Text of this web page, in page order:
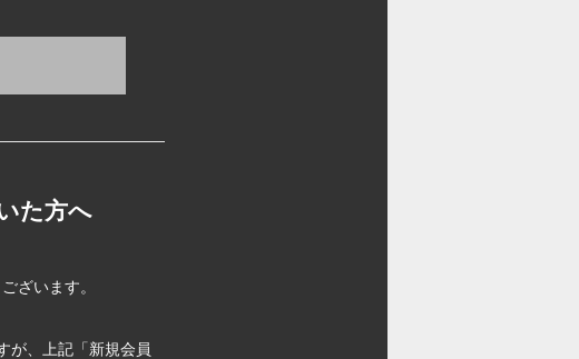
た方へ
ざいます。
が、上記「新規会員